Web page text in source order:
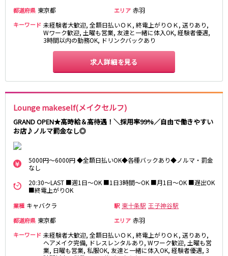
都道府県 東京都 エリア 赤羽
キーワード 未経験者大歓迎, 全額日払いＯＫ, 終電上がりＯＫ, 送りあり,
Wワーク歓迎, 土曜も営業, 友達と一緒に体入OK, 経験者優遇,
3時間以内の勤務OK, ドリンクバックあり
求人詳細を見る
Lounge makeself(メイクセルフ)
GRAND OPEN★高時給＆高待遇！＼採用率99%／自由で働きやすい
お店♪ノルマ罰金なし◎
5000円～6000円 ◆全額日払いOK◆各種バックあり◆ノルマ・罰金
なし
20:30～LAST ■週1日～OK ■1日3時間～OK ■月1日～OK ■遅出OK
■終電上がりOK
業種 キャバクラ 駅 東十条駅 王子神谷駅
都道府県 東京都 エリア 赤羽
キーワード 未経験者大歓迎, 全額日払いＯＫ, 終電上がりＯＫ, 送りあり,
ヘアメイク完備, ドレスレンタルあり, Wワーク歓迎, 土曜も営
業, 日曜も営業, 私服OK, 友達と一緒に体入OK, 経験者優遇, 3
元住吉駅
日吉駅
東急目黒線
新丸子駅
武蔵小山駅
JR常磐線(上野～取手)
上野駅
綾瀬駅
日暮里駅
南柏駅
金町駅
北松戸駅
新松戸駅
馬橋駅
東京メトロ千代田線
北千住駅 赤坂駅